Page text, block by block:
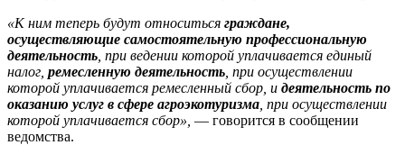
«К ним теперь будут относиться граждане,
осуществляющие самостоятельную профессиональную
деятельность , при ведении которой уплачивается единый
налог, ремесленную деятельность , при осуществлении
которой уплачивается ремесленный сбор, и деятельность по
оказанию услуг в сфере агроэкотуризма , при осуществлении
которой уплачивается сбор», — говорится в сообщении
ведомства.